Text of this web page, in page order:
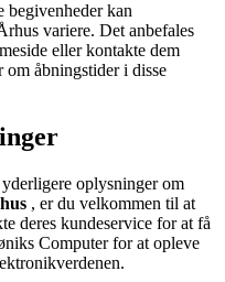
kan
variere. Det anbefales
eller kontakte dem
om åbningstider i disse
oplysninger om
, er du velkommen til at
deres kundeservice for at få
Computer for at opleve